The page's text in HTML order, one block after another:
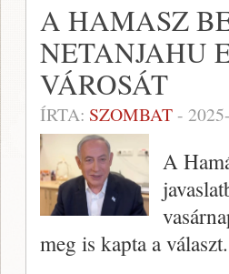
A HAMASZ
NETANJAHU
VÁROSÁT
ÍRTA: SZOMBAT-
A
meg is kapta a választ.